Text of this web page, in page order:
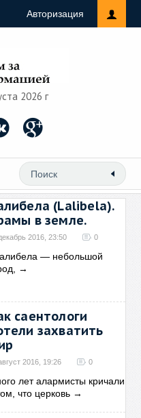
Авторизация
2026 г
(Lalibela).
в земле.
2016, 23:50 0
— небольшой
→
саентологи
захватить
2016, 19:26 0
лет алармисты кричали
что церковь →